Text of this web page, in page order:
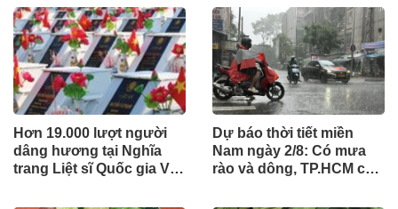
Hơn 19.000 lượt người
dâng hương tại Nghĩa
trang Liệt sĩ Quốc gia Vị
Dự báo thời tiết miền
Nam ngày 2/8: Có mưa
rào và dông, TP.HCM cao